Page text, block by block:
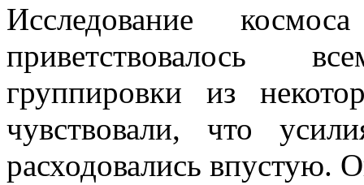
Исследование
приветствовалось
группировки из
чувствовали, что
расходовались впустую.